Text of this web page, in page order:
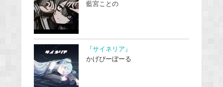
藍宮ことの
『サイネリア』
かげぴーぼーる